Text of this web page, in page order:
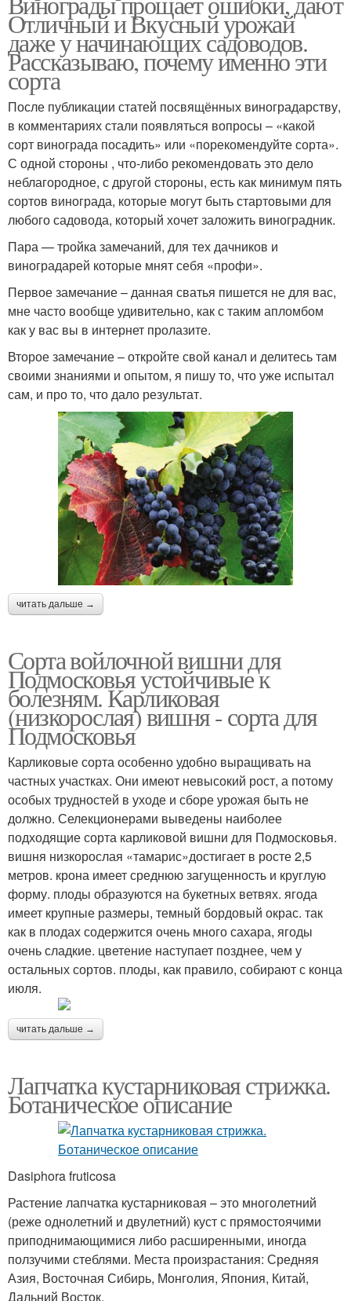
Отличный и Вкусный урожай
даже у начинающих садоводов.
Рассказываю, почему именно эти
сорта
После публикации статей посвящённых виноградарству,
в комментариях стали появляться вопросы – «какой
сорт винограда посадить» или «порекомендуйте сорта».
С одной стороны , что-либо рекомендовать это дело
неблагородное, с другой стороны, есть как минимум пять
сортов винограда, которые могут быть стартовыми для
любого садовода, который хочет заложить виноградник.
Пара — тройка замечаний, для тех дачников и
виноградарей которые мнят себя «профи».
Первое замечание – данная сватья пишется не для вас,
мне часто вообще удивительно, как с таким апломбом
как у вас вы в интернет пролазите.
Второе замечание – откройте свой канал и делитесь там
своими знаниями и опытом, я пишу то, что уже испытал
сам, и про то, что дало результат.
читать дальше →
Сорта войлочной вишни для
Подмосковья устойчивые к
болезням. Карликовая
(низкорослая) вишня - сорта для
Подмосковья
Карликовые сорта особенно удобно выращивать на
частных участках. Они имеют невысокий рост, а потому
особых трудностей в уходе и сборе урожая быть не
должно. Селекционерами выведены наиболее
подходящие сорта карликовой вишни для Подмосковья.
вишня низкорослая «тамарис»достигает в росте 2,5
метров. крона имеет среднюю загущенность и круглую
форму. плоды образуются на букетных ветвях. ягода
имеет крупные размеры, темный бордовый окрас. так
как в плодах содержится очень много сахара, ягоды
очень сладкие. цветение наступает позднее, чем у
остальных сортов. плоды, как правило, собирают с конца
июля.
читать дальше →
Лапчатка кустарниковая стрижка.
Ботаническое описание
Dasiphora fruticosa
Растение лапчатка кустарниковая – это многолетний
(реже однолетний и двулетний) куст с прямостоячими
приподнимающимися либо расширенными, иногда
ползучими стеблями. Места произрастания: Средняя
Азия, Восточная Сибирь, Монголия, Япония, Китай,
Дальний Восток.